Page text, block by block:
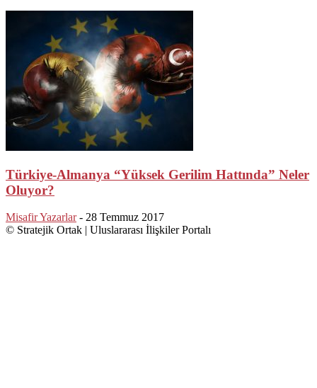
Türkiye-Almanya “Yüksek Gerilim Hattında” Neler
Oluyor?
Misafir Yazarlar - 28 Temmuz 2017
© Stratejik Ortak | Uluslararası İlişkiler Portalı